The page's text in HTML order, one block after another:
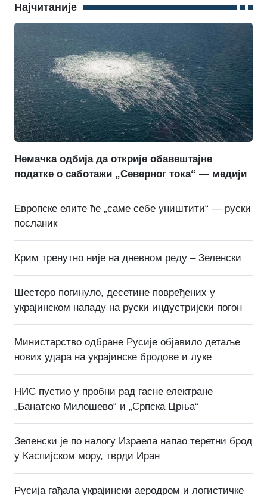
Најчитаније
Немачка одбија да открије обавештајне
податке о саботажи „Северног тока“ — медији
Европске елите ће „саме себе уништити“ — руски
посланик
Крим тренутно није на дневном реду – Зеленски
Шесторо погинуло, десетине повређених у
украјинском нападу на руски индустријски погон
Министарство одбране Русије објавило детаље
нових удара на украјинске бродове и луке
НИС пустио у пробни рад гасне електране
„Банатско Милошево“ и „Српска Црња“
Зеленски је по налогу Израела напао теретни брод
у Каспијском мору, тврди Иран
Русија гађала украјински аеродром и логистичке